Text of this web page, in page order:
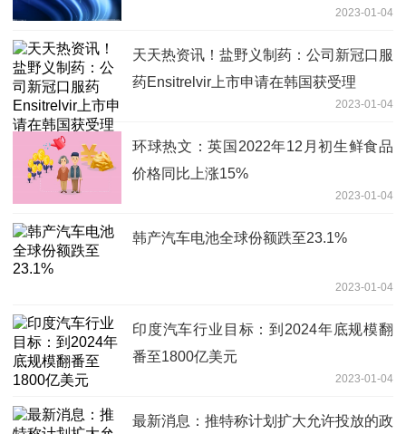
2023-01-04
天天热资讯！盐野义制药：公司新冠口服
药Ensitrelvir上市申请在韩国获受理
2023-01-04
环球热文：英国2022年12月初生鲜食品
价格同比上涨15%
2023-01-04
韩产汽车电池全球份额跌至23.1%
2023-01-04
印度汽车行业目标：到2024年底规模翻
番至1800亿美元
2023-01-04
最新消息：推特称计划扩大允许投放的政